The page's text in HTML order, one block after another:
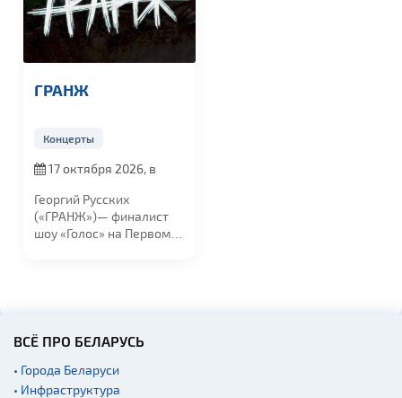
ГРАНЖ
Концерты
17 октября 2026, в
Георгий Русских
(«ГРАНЖ»)— финалист
шоу «Голос» на Первом
ВСЁ ПРО БЕЛАРУСЬ
• Города Беларуси
• Инфраструктура